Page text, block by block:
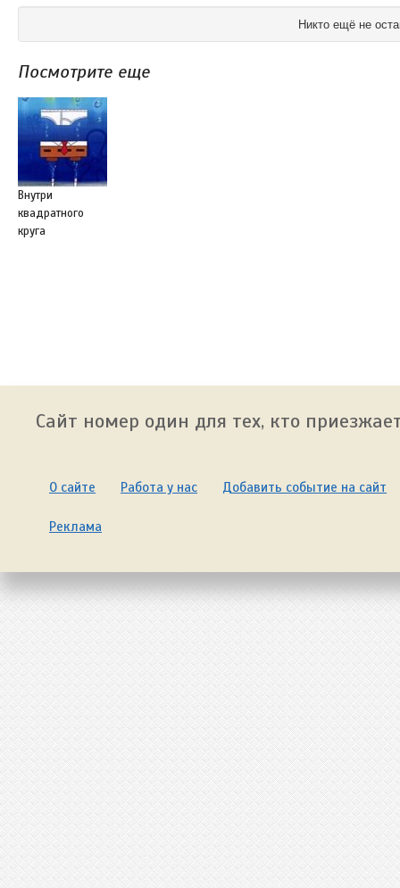
Никто ещё не
Посмотрите еще
Внутри
квадратного
круга
Сайт номер один для тех, кто
О сайте Работа у нас Добавить событие на сайт
Реклама